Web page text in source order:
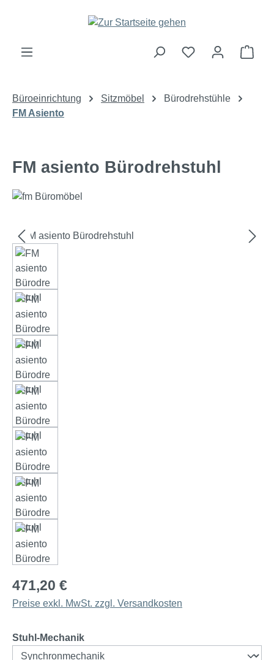
Zum Hauptinhalt springen
Büroeinrichtung Sitzmöbel
Bürodrehstühle
FM Asiento
FM asiento Bürodrehstuhl
Bildergalerie überspringen
471,20 €
Preise exkl. MwSt. zzgl. Versandkosten
Stuhl-Mechanikauswählen